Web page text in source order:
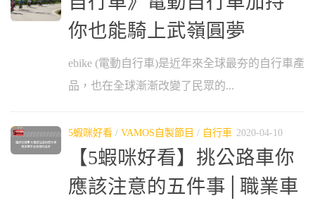
你也能騎上武嶺圓夢
ebike (電動自行車)是近年來全球最夯的自行車產
品，也在全球漸漸改變了民眾的...
5蝦咪好看 / VAMOS自製節目 / 自行車 2020-04-10
【5蝦咪好看】挑公路車你
應該注意的五件事│職業車